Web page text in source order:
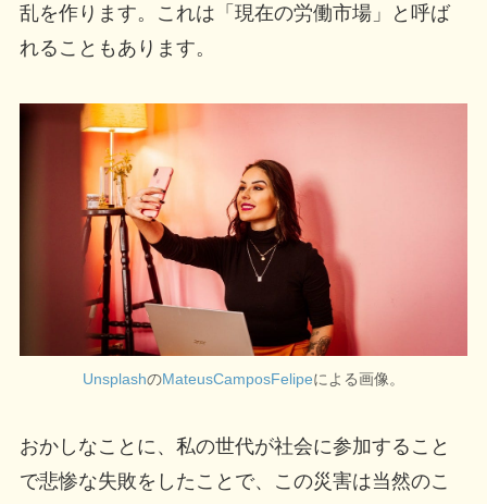
乱を作ります。これは「現在の労働市場」と呼ば
れることもあります。
UnsplashのMateusCamposFelipeによる画像。
おかしなことに、私の世代が社会に参加すること
で悲惨な失敗をしたことで、この災害は当然のこ